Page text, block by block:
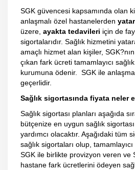
SGK güvencesi kapsamında olan
anlaşmalı özel hastanelerden
üzere, ayakta tedavileri için de
sigortalarıdır. Sağlık hizmetini
amaçlı hizmet alan kişiler,
çıkan fark ücreti tamamlayıcı
kurumuna ödenir. SGK ile
geçerlidir.
Sağlık sigortasında fiyata neler
Sağlık sigortası planları aşağıda
bütçenize en uygun sağlık
yardımcı olacaktır. Aşağıdaki tüm
sağlık sigortaları olup,
SGK ile birlikte provizyon veren ve
hastane fark ücretlerini ödeyen